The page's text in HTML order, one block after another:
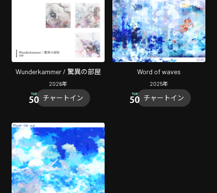
Wunderkammer / 驚異の部屋
2026年
チャートイン
Word of waves
2025年
チャートイン